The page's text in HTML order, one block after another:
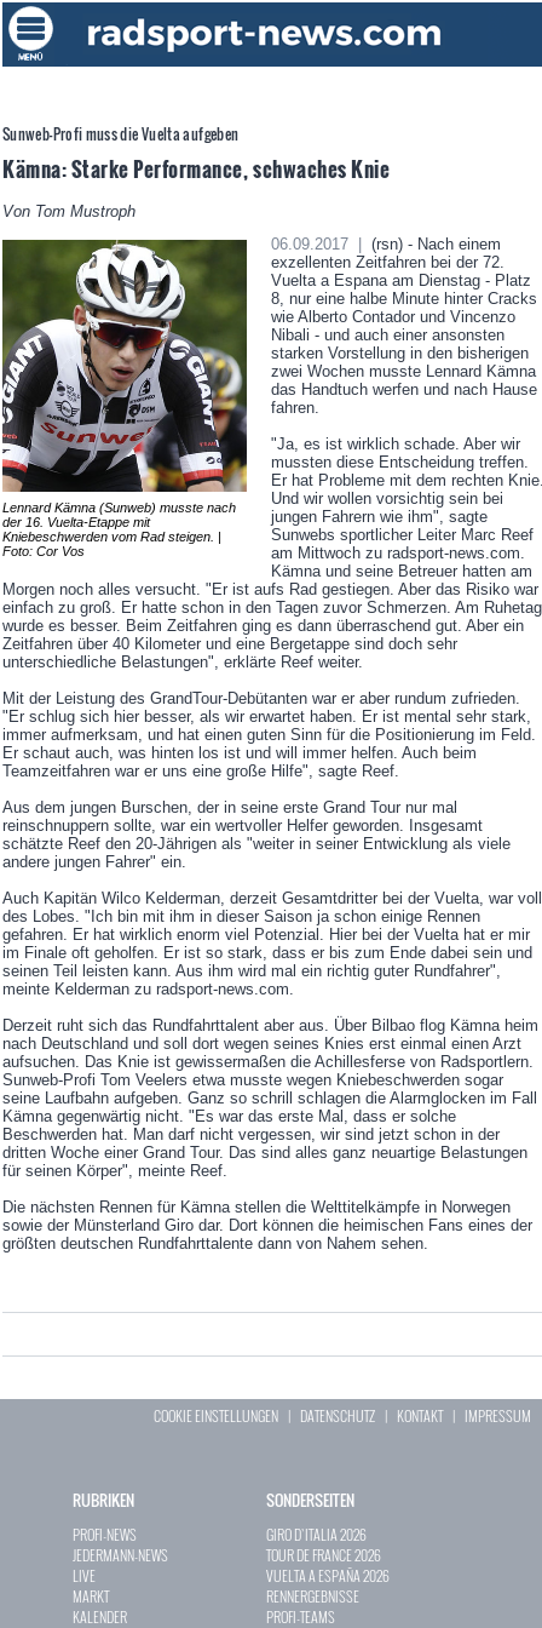
Sunweb-Profi muss die Vuelta aufgeben
Kämna: Starke Performance, schwaches Knie
Von Tom Mustroph
Lennard Kämna (Sunweb) musste nach
der 16. Vuelta-Etappe mit
Kniebeschwerden vom Rad steigen. |
Foto: Cor Vos
06.09.2017 |
(rsn) - Nach einem
exzellenten Zeitfahren bei der 72.
Vuelta a Espana am Dienstag - Platz
8, nur eine halbe Minute hinter Cracks
wie Alberto Contador und Vincenzo
Nibali - und auch einer ansonsten
starken Vorstellung in den bisherigen
zwei Wochen musste Lennard Kämna
das Handtuch werfen und nach Hause
fahren.
"Ja, es ist wirklich schade. Aber wir
mussten diese Entscheidung treffen.
Er hat Probleme mit dem rechten
Und wir wollen vorsichtig sein bei
jungen Fahrern wie ihm", sagte
Sunwebs sportlicher Leiter Marc Reef
am Mittwoch zu radsport-news.com.
Kämna und seine Betreuer hatten am
Morgen noch alles versucht. "Er ist aufs Rad gestiegen. Aber das Risiko war
einfach zu groß. Er hatte schon in den Tagen zuvor Schmerzen. Am Ruhetag
wurde es besser. Beim Zeitfahren ging es dann überraschend gut. Aber ein
Zeitfahren über 40 Kilometer und eine Bergetappe sind doch sehr
unterschiedliche Belastungen", erklärte Reef weiter.
Mit der Leistung des GrandTour-Debütanten war er aber rundum zufrieden.
"Er schlug sich hier besser, als wir erwartet haben. Er ist mental sehr stark,
immer aufmerksam, und hat einen guten Sinn für die Positionierung im Feld.
Er schaut auch, was hinten los ist und will immer helfen. Auch beim
Teamzeitfahren war er uns eine große Hilfe", sagte Reef.
Aus dem jungen Burschen, der in seine erste Grand Tour nur mal
reinschnuppern sollte, war ein wertvoller Helfer geworden. Insgesamt
schätzte Reef den 20-Jährigen als "weiter in seiner Entwicklung als viele
andere jungen Fahrer" ein.
Auch Kapitän Wilco Kelderman, derzeit Gesamtdritter bei der Vuelta, war voll
des Lobes. "Ich bin mit ihm in dieser Saison ja schon einige Rennen
gefahren. Er hat wirklich enorm viel Potenzial. Hier bei der Vuelta hat er mir
im Finale oft geholfen. Er ist so stark, dass er bis zum Ende dabei sein und
seinen Teil leisten kann. Aus ihm wird mal ein richtig guter Rundfahrer",
meinte Kelderman zu radsport-news.com.
Derzeit ruht sich das Rundfahrttalent aber aus. Über Bilbao flog Kämna heim
nach Deutschland und soll dort wegen seines Knies erst einmal einen Arzt
aufsuchen. Das Knie ist gewissermaßen die Achillesferse von Radsportlern.
Sunweb-Profi Tom Veelers etwa musste wegen Kniebeschwerden sogar
seine Laufbahn aufgeben. Ganz so schrill schlagen die Alarmglocken im Fall
Kämna gegenwärtig nicht. "Es war das erste Mal, dass er solche
Beschwerden hat. Man darf nicht vergessen, wir sind jetzt schon in der
dritten Woche einer Grand Tour. Das sind alles ganz neuartige Belastungen
für seinen Körper", meinte Reef.
Die nächsten Rennen für Kämna stellen die Welttitelkämpfe in Norwegen
sowie der Münsterland Giro dar. Dort können die heimischen Fans eines der
größten deutschen Rundfahrttalente dann von Nahem sehen.
COOKIE EINSTELLUNGEN | DATENSCHUTZ | KONTAKT| IMPRESSUM
RUBRIKEN
PROFI-NEWS
JEDERMANN-NEWS
LIVE
MARKT
KALENDER
SONDERSEITEN
GIRO D`ITALIA 2026
TOUR DE FRANCE 2026
VUELTA A ESPAÑA 2026
RENNERGEBNISSE
PROFI-TEAMS